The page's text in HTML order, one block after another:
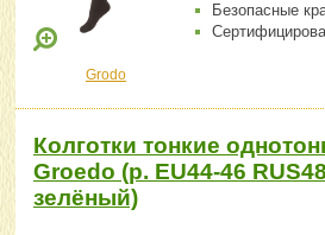
Безопасные
Grodo
Колготки тонкие
Groedo (р. EU44-46
зелёный)